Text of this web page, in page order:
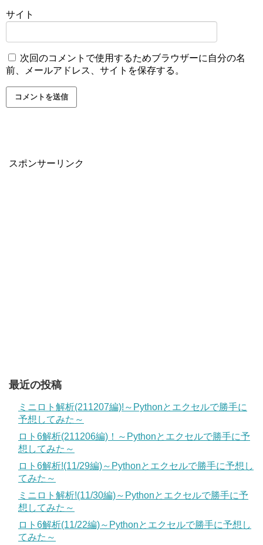
サイト
次回のコメントで使用するためブラウザーに自分の名
前、メールアドレス、サイトを保存する。
スポンサーリンク
最近の投稿
ミニロト解析(211207編)!～Pythonとエクセルで勝手に
予想してみた～
ロト6解析(211206編)！～Pythonとエクセルで勝手に予
想してみた～
ロト6解析!(11/29編)～Pythonとエクセルで勝手に予想し
てみた～
ミニロト解析!(11/30編)～Pythonとエクセルで勝手に予
想してみた～
ロト6解析(11/22編)～Pythonとエクセルで勝手に予想し
てみた～